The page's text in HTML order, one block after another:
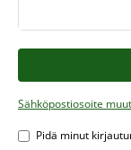
Sähköpostiosoite
Pidä minut